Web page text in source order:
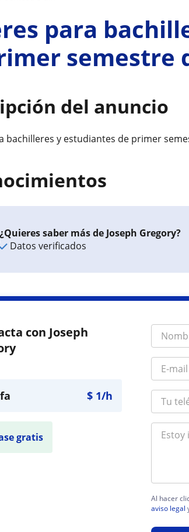
para
semestre
del anuncio
bachilleres y estudiantes de primer
¿Quieres saber más de Joseph Gregory?
Datos verificados
con Joseph
$ 1/h
gratis
Al hacer
aviso legal